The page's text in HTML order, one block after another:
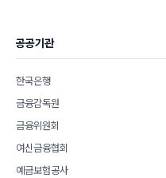
공공기관
한국은행
금융감독원
금융위원회
여신금융협회
예금보험공사